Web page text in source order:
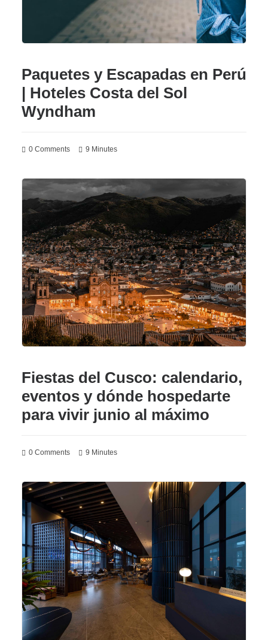
Paquetes y Escapadas en Perú
| Hoteles Costa del Sol
Wyndham
0 Comments 9 Minutes
Fiestas del Cusco: calendario,
eventos y dónde hospedarte
para vivir junio al máximo
0 Comments 9 Minutes